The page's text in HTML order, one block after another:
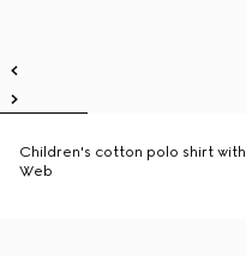
Children's cotton polo shirt with
Web